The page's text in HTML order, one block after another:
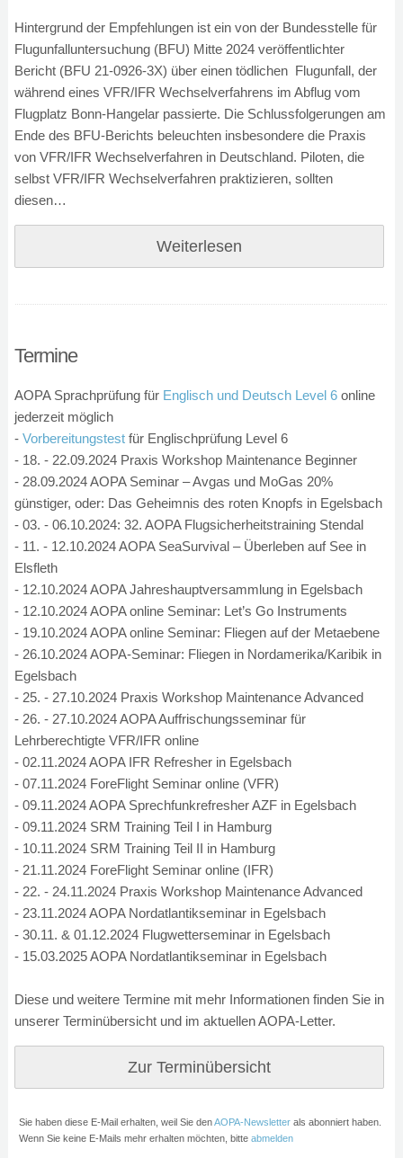
Hintergrund der Empfehlungen ist ein von der Bundesstelle für
Flugunfalluntersuchung (BFU) Mitte 2024 veröffentlichter
Bericht (BFU 21-0926-3X) über einen tödlichen Flugunfall, der
während eines VFR/IFR Wechselverfahrens im Abflug vom
Flugplatz Bonn-Hangelar passierte. Die Schlussfolgerungen am
Ende des BFU-Berichts beleuchten insbesondere die Praxis
von VFR/IFR Wechselverfahren in Deutschland. Piloten, die
selbst VFR/IFR Wechselverfahren praktizieren, sollten
diesen…
Weiterlesen
Termine
AOPA Sprachprüfung für Englisch und Deutsch Level 6 online
jederzeit möglich
- Vorbereitungstest für Englischprüfung Level 6
- 18. - 22.09.2024 Praxis Workshop Maintenance Beginner
- 28.09.2024 AOPA Seminar – Avgas und MoGas 20%
günstiger, oder: Das Geheimnis des roten Knopfs in Egelsbach
- 03. - 06.10.2024: 32. AOPA Flugsicherheitstraining Stendal
- 11. - 12.10.2024 AOPA SeaSurvival – Überleben auf See in
Elsfleth
- 12.10.2024 AOPA Jahreshauptversammlung in Egelsbach
- 12.10.2024 AOPA online Seminar: Let’s Go Instruments
- 19.10.2024 AOPA online Seminar: Fliegen auf der Metaebene
- 26.10.2024 AOPA-Seminar: Fliegen in Nordamerika/Karibik in
Egelsbach
- 25. - 27.10.2024 Praxis Workshop Maintenance Advanced
- 26. - 27.10.2024 AOPA Auffrischungsseminar für
Lehrberechtigte VFR/IFR online
- 02.11.2024 AOPA IFR Refresher in Egelsbach
- 07.11.2024 ForeFlight Seminar online (VFR)
- 09.11.2024 AOPA Sprechfunkrefresher AZF in Egelsbach
- 09.11.2024 SRM Training Teil I in Hamburg
- 10.11.2024 SRM Training Teil II in Hamburg
- 21.11.2024 ForeFlight Seminar online (IFR)
- 22. - 24.11.2024 Praxis Workshop Maintenance Advanced
- 23.11.2024 AOPA Nordatlantikseminar in Egelsbach
- 30.11. & 01.12.2024 Flugwetterseminar in Egelsbach
- 15.03.2025 AOPA Nordatlantikseminar in Egelsbach
Diese und weitere Termine mit mehr Informationen finden Sie in
unserer Terminübersicht und im aktuellen AOPA-Letter.
Zur Terminübersicht
Sie haben diese E-Mail erhalten, weil Sie denAOPA-Newsletter als abonniert haben.
Wenn Sie keine E-Mails mehr erhalten möchten, bitte abmelden